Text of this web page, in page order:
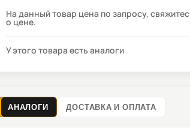
На данный товар цена по запросу,
о цене.
У этого товара есть аналоги
АНАЛОГИ ДОСТАВКА И ОПЛАТА